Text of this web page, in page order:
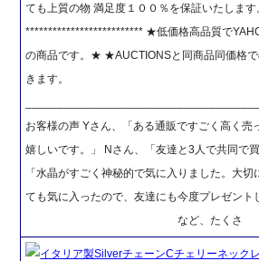
ても上質の物 満足度１００％を保証いたします
************************** ★低価格高品質で
の商品です。★ ★AUCTIONSと同商品同価格
きます。
お客様の声 Yさん、「ある通販ですごく高く売
嬉しいです。」 Nさん、「友達と3人で共同で
「水晶がすごく神秘的で気に入りました。大切
ても気に入ったので、友達にも今度プレゼント
など、たくさ
イタリア製SilverチェーンCチェリーネック